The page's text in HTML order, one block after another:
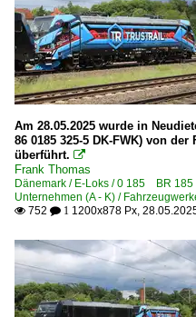
Am 28.05.2025 wurde in
86 0185 325-5 DK-FWK) von
überführt. 
Frank Thomas
Dänemark / E-Loks / 0 185 BR 185
Unternehmen (A - K) /
 752  1 1200x878 Px,